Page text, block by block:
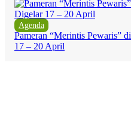
Agenda
Pameran “Merintis Pewaris”
17 – 20 April